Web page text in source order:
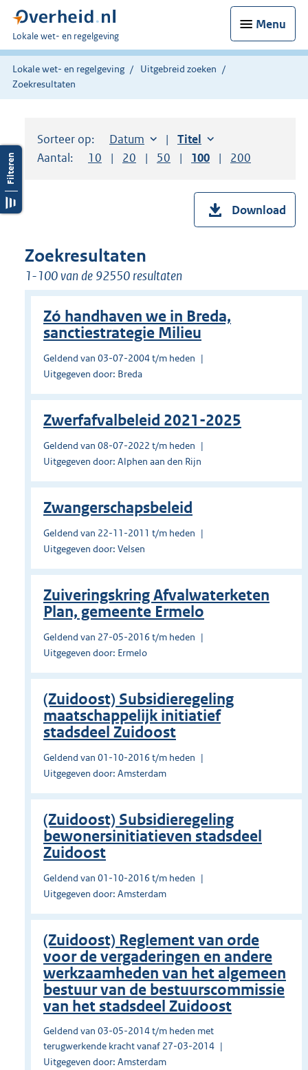
Menu
U
bent
hier:
Lokale wet- en regelgeving
Lokale wet- en regelgeving
Uitgebreid zoeken
Zoekresultaten
Sorteer op: Sorteer op:
Datum aflopendSorteer op:
Titel oplopend
Aantal:
Toon
10 resultaten per pagina
Toon
20 resultaten per pagina
Toon
50 resultaten per pagina
Toon
100 resultaten per
Toon
200
Download
Zoekresultaten
1-100 van de 92550 resultaten
Zó handhaven we in Breda,
sanctiestrategie Milieu
Geldend van 03-07-2004 t/m heden
Uitgegeven door: Breda
Zwerfafvalbeleid 2021-2025
Geldend van 08-07-2022 t/m heden
Uitgegeven door: Alphen aan den Rijn
Zwangerschapsbeleid
Geldend van 22-11-2011 t/m heden
Uitgegeven door: Velsen
Zuiveringskring Afvalwaterketen
Plan, gemeente Ermelo
Geldend van 27-05-2016 t/m heden
Uitgegeven door: Ermelo
(Zuidoost) Subsidieregeling
maatschappelijk initiatief
stadsdeel Zuidoost
Geldend van 01-10-2016 t/m heden
Uitgegeven door: Amsterdam
(Zuidoost) Subsidieregeling
bewonersinitiatieven stadsdeel
Zuidoost
Geldend van 01-10-2016 t/m heden
Uitgegeven door: Amsterdam
(Zuidoost) Reglement van orde
voor de vergaderingen en andere
werkzaamheden van het algemeen
bestuur van de bestuurscommissie
van het stadsdeel Zuidoost
Geldend van 03-05-2014 t/m heden met
terugwerkende kracht vanaf 27-03-2014
Uitgegeven door: Amsterdam